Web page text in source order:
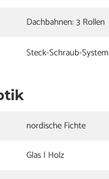
Dachbahnen: 3 Rollen
Steck-Schraub-System
nordische Fichte
Glas | Holz